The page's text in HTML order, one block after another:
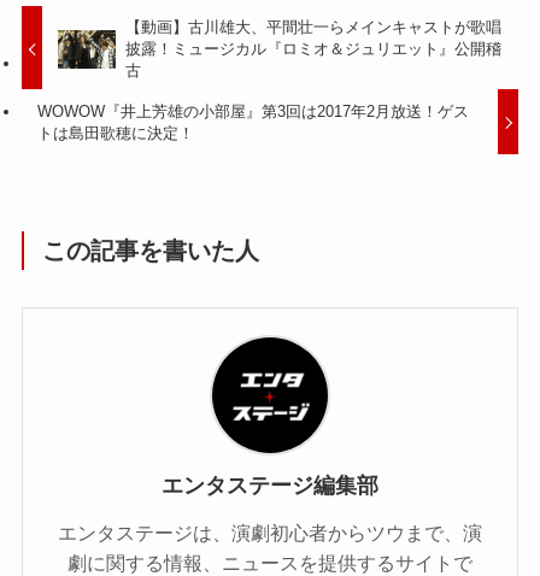
【動画】古川雄大、平間壮一らメインキャストが歌唱
披露！ミュージカル『ロミオ＆ジュリエット』公開稽
古
WOWOW『井上芳雄の小部屋』第3回は2017年2月放送！ゲス
トは島田歌穂に決定！
この記事を書いた人
エンタステージ編集部
エンタステージは、演劇初心者からツウまで、演
劇に関する情報、ニュースを提供するサイトで